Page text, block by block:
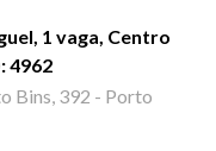
1 vaga, Centro
4962
Bins, 392 - Porto